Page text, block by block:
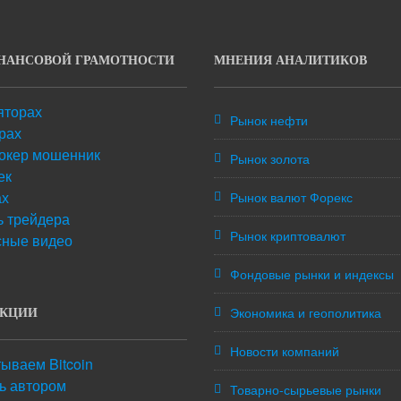
ГРАМОТНОСТИ
мошенник
трейдера
видео
Bitcoin
автором
МНЕНИЯ АНАЛИТИКОВ
Рынок нефти
Рынок золота
Рынок валют Форекс
Рынок криптовалют
Фондовые рынки и индексы
Экономика и геополитика
Новости компаний
Товарно-сырьевые рынки